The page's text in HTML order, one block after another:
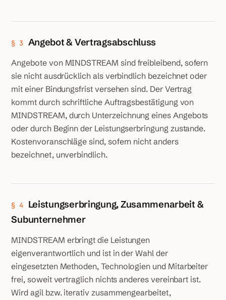
§ 3 Angebot & Vertragsabschluss
Angebote von MINDSTREAM sind freibleibend, sofern
sie nicht ausdrücklich als verbindlich bezeichnet oder
mit einer Bindungsfrist versehen sind. Der Vertrag
kommt durch schriftliche Auftragsbestätigung von
MINDSTREAM, durch Unterzeichnung eines Angebots
oder durch Beginn der Leistungserbringung zustande.
Kostenvoranschläge sind, sofern nicht anders
bezeichnet, unverbindlich.
§ 4
Leistungserbringung, Zusammenarbeit &
Subunternehmer
MINDSTREAM erbringt die Leistungen
eigenverantwortlich und ist in der Wahl der
eingesetzten Methoden, Technologien und Mitarbeiter
frei, soweit vertraglich nichts anderes vereinbart ist.
Wird agil bzw. iterativ zusammengearbeitet,